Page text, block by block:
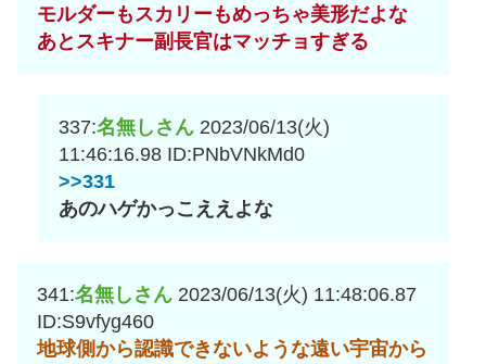
モルダーもスカリーもめっちゃ美形だよな
あとスキナー副長官はマッチョすぎる
337:名無しさん 2023/06/13(火)
11:46:16.98 ID:PNbVNkMd0
>>331
あのハゲかっこええよな
341:名無しさん 2023/06/13(火) 11:48:06.87
ID:S9vfyg460
地球側から認識できないような遠い宇宙から